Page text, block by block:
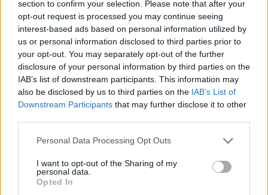
section to confirm your selection. Please note that after your
opt-out request is processed you may continue seeing
interest-based ads based on personal information utilized by
us or personal information disclosed to third parties prior to
your opt-out. You may separately opt-out of the further
disclosure of your personal information by third parties on the
IAB’s list of downstream participants. This information may
also be disclosed by us to third parties on the IAB’s List of
Downstream Participants that may further disclose it to other
Please note that this website/app uses one or more Google
not limited to your visit or usage behaviour. You may click to
grant or deny consent to Google and its third-party tags to
use your data for below specified purposes in below Google
Personal Data Processing Opt Outs
I want to opt-out of the Sharing of my
personal data.
Opted In
Hirdetés